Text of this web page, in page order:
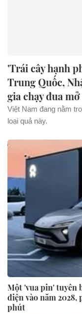
'Trái cây hạnh
Trung Quốc,
gia chạy đua
Việt Nam đang nằm
loại quả này.
Một 'vua pin' tuyên
điện vào năm 2028,
phút